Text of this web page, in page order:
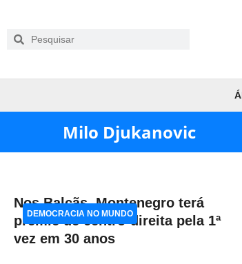
Milo Djukanovic
Nos Balcãs, Montenegro terá
premiê de centro-direita pela 1ª
vez em 30 anos
DEMOCRACIA NO MUNDO